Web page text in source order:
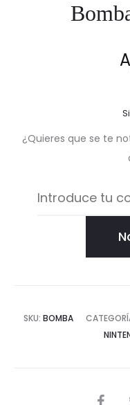
¿Quieres que se te
SKU: BOMBA